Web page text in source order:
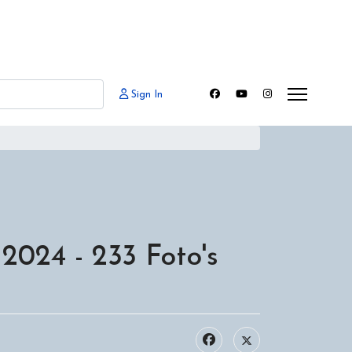
Sign In
- 233 Foto's